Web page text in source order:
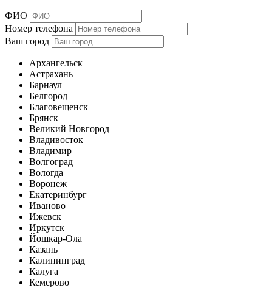
ФИО
Номер телефона
Ваш город
Архангельск
Астрахань
Барнаул
Белгород
Благовещенск
Брянск
Великий Новгород
Владивосток
Владимир
Волгоград
Вологда
Воронеж
Екатеринбург
Иваново
Ижевск
Иркутск
Йошкар-Ола
Казань
Калининград
Калуга
Кемерово